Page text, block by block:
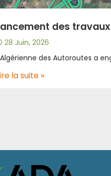
28 Juin, 2026
la suite »